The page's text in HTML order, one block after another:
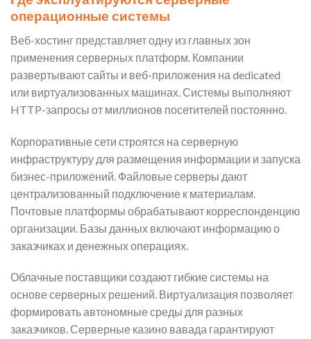
операционные системы
Веб-хостинг представляет одну из главных зон
применения серверных платформ. Компании
развертывают сайты и веб-приложения на dedicated
или виртуализованных машинах. Системы выполняют
HTTP-запросы от миллионов посетителей постоянно.
Корпоративные сети строятся на серверную
инфраструктуру для размещения информации и запуска
бизнес-приложений. Файловые серверы дают
централизованный подключение к материалам.
Почтовые платформы обрабатывают корреспонденцию
организации. Базы данных включают информацию о
заказчиках и денежных операциях.
Облачные поставщики создают гибкие системы на
основе серверных решений. Виртуализация позволяет
формировать автономные среды для разных
заказчиков. Серверные казино вавада гарантируют